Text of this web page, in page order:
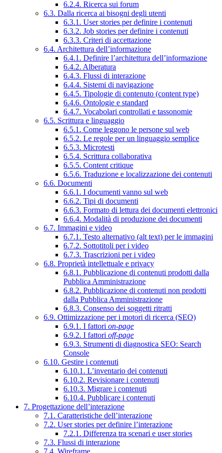
6.2.4. Ricerca sui forum
6.3. Dalla ricerca ai bisogni degli utenti
6.3.1. User stories per definire i contenuti
6.3.2. Job stories per definire i contenuti
6.3.3. Criteri di accettazione
6.4. Architettura dell’informazione
6.4.1. Definire l’architettura dell’informazione
6.4.2. Alberatura
6.4.3. Flussi di interazione
6.4.4. Sistemi di navigazione
6.4.5. Tipologie di contenuto (content type)
6.4.6. Ontologie e standard
6.4.7. Vocabolari controllati e tassonomie
6.5. Scrittura e linguaggio
6.5.1. Come leggono le persone sul web
6.5.2. Le regole per un linguaggio semplice
6.5.3. Microtesti
6.5.4. Scrittura collaborativa
6.5.5. Content critique
6.5.6. Traduzione e localizzazione dei contenuti
6.6. Documenti
6.6.1. I documenti vanno sul web
6.6.2. Tipi di documenti
6.6.3. Formato di lettura dei documenti elettronici
6.6.4. Modalità di produzione dei documenti
6.7. Immagini e video
6.7.1. Testo alternativo (alt text) per le immagini
6.7.2. Sottotitoli per i video
6.7.3. Trascrizioni per i video
6.8. Proprietà intellettuale e privacy
6.8.1. Pubblicazione di contenuti prodotti dalla
Pubblica Amministrazione
6.8.2. Pubblicazione di contenuti non prodotti
dalla Pubblica Amministrazione
6.8.3. Consenso dei soggetti ritratti
6.9. Ottimizzazione per i motori di ricerca (SEO)
6.9.1. I fattori on-page
6.9.2. I fattori off-page
6.9.3. Strumenti di diagnostica SEO: Search
Console
6.10. Gestire i contenuti
6.10.1. L’inventario dei contenuti
6.10.2. Revisionare i contenuti
6.10.3. Migrare i contenuti
6.10.4. Pubblicare i contenuti
7. Progettazione dell’interazione
7.1. Caratteristiche dell’interazione
7.2. User stories per definire l’interazione
7.2.1. Differenza tra scenari e user stories
7.3. Flussi di interazione
7.4. Wireframe